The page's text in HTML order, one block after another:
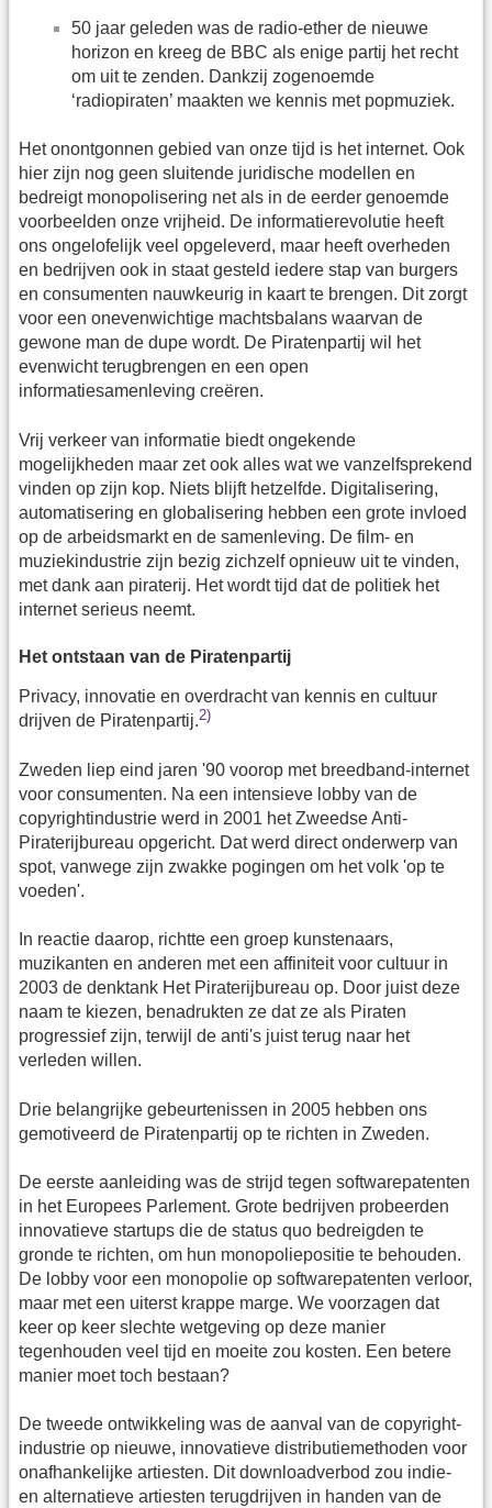
50 jaar geleden was de radio-ether de nieuwe
horizon en kreeg de BBC als enige partij het recht
om uit te zenden. Dankzij zogenoemde
‘radiopiraten’ maakten we kennis met popmuziek.
Het onontgonnen gebied van onze tijd is het internet. Ook
hier zijn nog geen sluitende juridische modellen en
bedreigt monopolisering net als in de eerder genoemde
voorbeelden onze vrijheid. De informatierevolutie heeft
ons ongelofelijk veel opgeleverd, maar heeft overheden
en bedrijven ook in staat gesteld iedere stap van burgers
en consumenten nauwkeurig in kaart te brengen. Dit zorgt
voor een onevenwichtige machtsbalans waarvan de
gewone man de dupe wordt. De Piratenpartij wil het
evenwicht terugbrengen en een open
informatiesamenleving creëren.
Vrij verkeer van informatie biedt ongekende
mogelijkheden maar zet ook alles wat we vanzelfsprekend
vinden op zijn kop. Niets blijft hetzelfde. Digitalisering,
automatisering en globalisering hebben een grote invloed
op de arbeidsmarkt en de samenleving. De film- en
muziekindustrie zijn bezig zichzelf opnieuw uit te vinden,
met dank aan piraterij. Het wordt tijd dat de politiek het
internet serieus neemt.
Het ontstaan van de Piratenpartij
Privacy, innovatie en overdracht van kennis en cultuur
drijven de Piratenpartij.2)
Zweden liep eind jaren '90 voorop met breedband-internet
voor consumenten. Na een intensieve lobby van de
copyrightindustrie werd in 2001 het Zweedse Anti-
Piraterijbureau opgericht. Dat werd direct onderwerp van
spot, vanwege zijn zwakke pogingen om het volk 'op te
voeden'.
In reactie daarop, richtte een groep kunstenaars,
muzikanten en anderen met een affiniteit voor cultuur in
2003 de denktank Het Piraterijbureau op. Door juist deze
naam te kiezen, benadrukten ze dat ze als Piraten
progressief zijn, terwijl de anti's juist terug naar het
verleden willen.
Drie belangrijke gebeurtenissen in 2005 hebben ons
gemotiveerd de Piratenpartij op te richten in Zweden.
De eerste aanleiding was de strijd tegen softwarepatenten
in het Europees Parlement. Grote bedrijven probeerden
innovatieve startups die de status quo bedreigden te
gronde te richten, om hun monopoliepositie te behouden.
De lobby voor een monopolie op softwarepatenten verloor,
maar met een uiterst krappe marge. We voorzagen dat
keer op keer slechte wetgeving op deze manier
tegenhouden veel tijd en moeite zou kosten. Een betere
manier moet toch bestaan?
De tweede ontwikkeling was de aanval van de copyright-
industrie op nieuwe, innovatieve distributiemethoden voor
onafhankelijke artiesten. Dit downloadverbod zou indie-
en alternatieve artiesten terugdrijven in handen van de